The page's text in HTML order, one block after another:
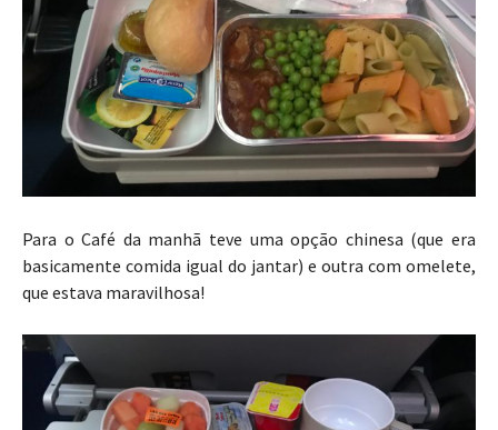
Para o Café da manhã teve uma opção chinesa (que era
basicamente comida igual do jantar) e outra com omelete,
que estava maravilhosa!